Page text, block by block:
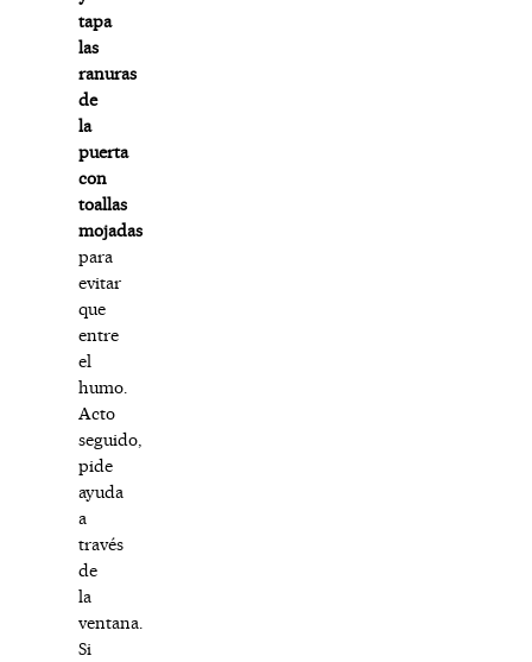
tapa
las
ranuras
de
la
puerta
con
toallas
mojadas
para
evitar
que
entre
el
humo.
Acto
seguido,
pide
ayuda
a
través
de
la
ventana.
Si